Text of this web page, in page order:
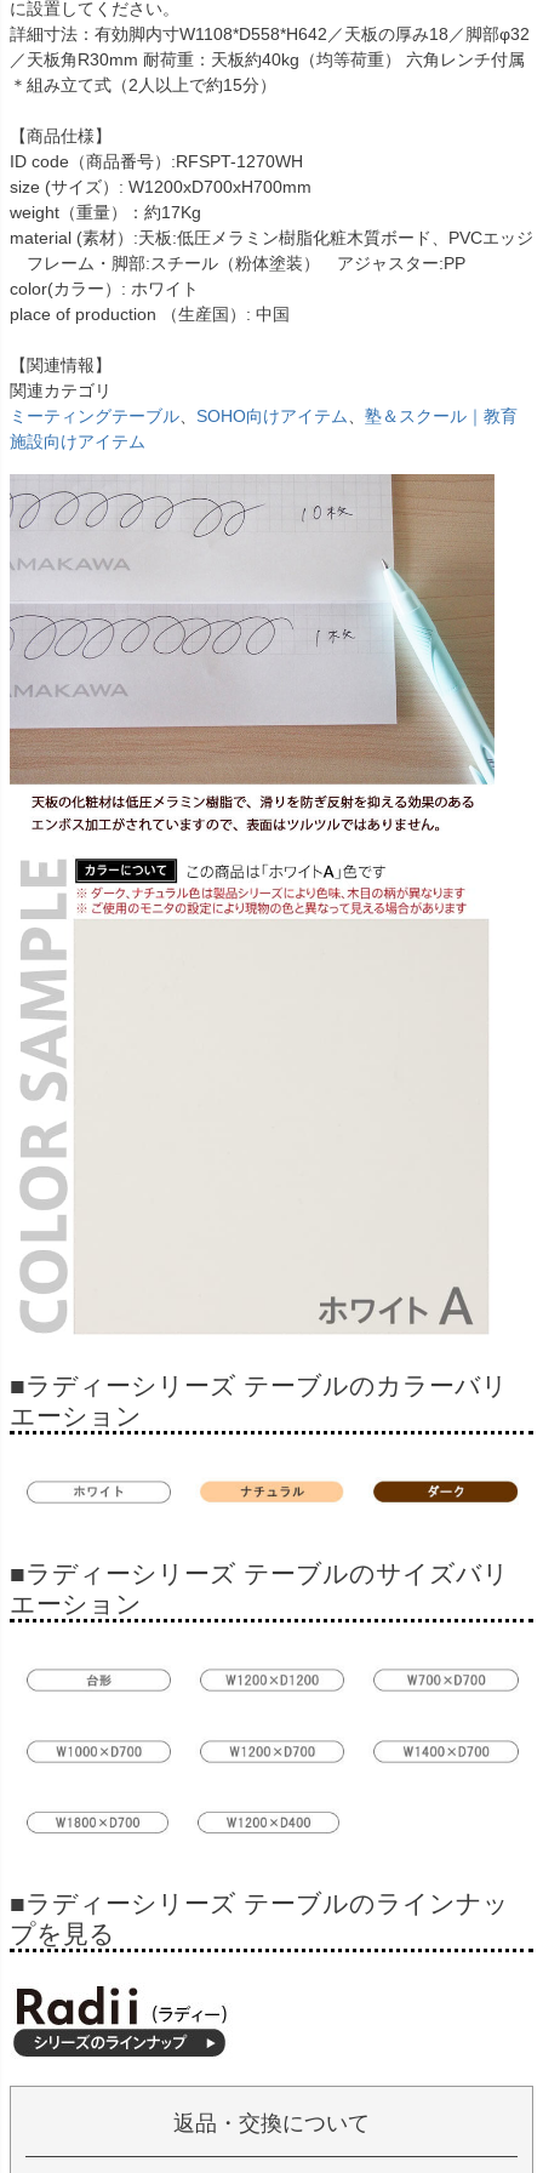
に設置してください。
詳細寸法：有効脚内寸W1108*D558*H642／天板の厚み18／脚部φ32
／天板角R30mm 耐荷重：天板約40kg（均等荷重） 六角レンチ付属
＊組み立て式（2人以上で約15分）
【商品仕様】
ID code（商品番号）:RFSPT-1270WH
size (サイズ）: W1200xD700xH700mm
weight（重量）：約17Kg
material (素材）:天板:低圧メラミン樹脂化粧木質ボード、PVCエッジ
フレーム・脚部:スチール（粉体塗装） アジャスター:PP
color(カラー）: ホワイト
place of production （生産国）: 中国
【関連情報】
関連カテゴリ
ミーティングテーブル
SOHO向けアイテム
塾＆スクール｜教育
施設向けアイテム
■ラディーシリーズ テーブルのカラーバリ
エーション
■ラディーシリーズ テーブルのサイズバリ
エーション
■ラディーシリーズ テーブルのラインナッ
プを見る
返品・交換について